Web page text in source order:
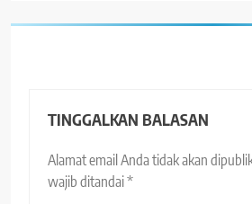
TINGGALKAN BALASAN
Alamat email Anda tidak akan
wajib ditandai*